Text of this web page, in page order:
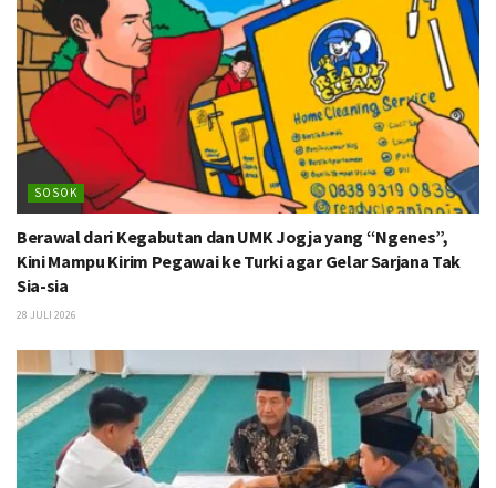
SOSOK
Berawal dari Kegabutan dan UMK Jogja yang “Ngenes”,
Kini Mampu Kirim Pegawai ke Turki agar Gelar Sarjana Tak
Sia-sia
28 JULI 2026